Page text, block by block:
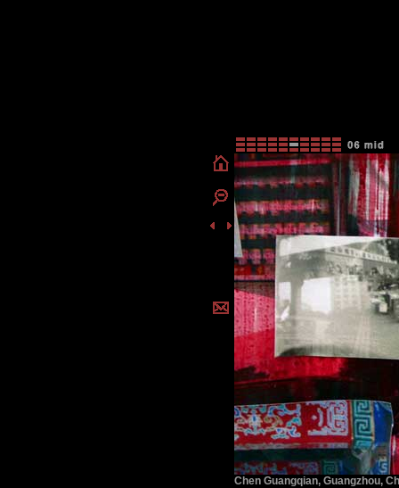
Chen Guangqian, Guangzhou,